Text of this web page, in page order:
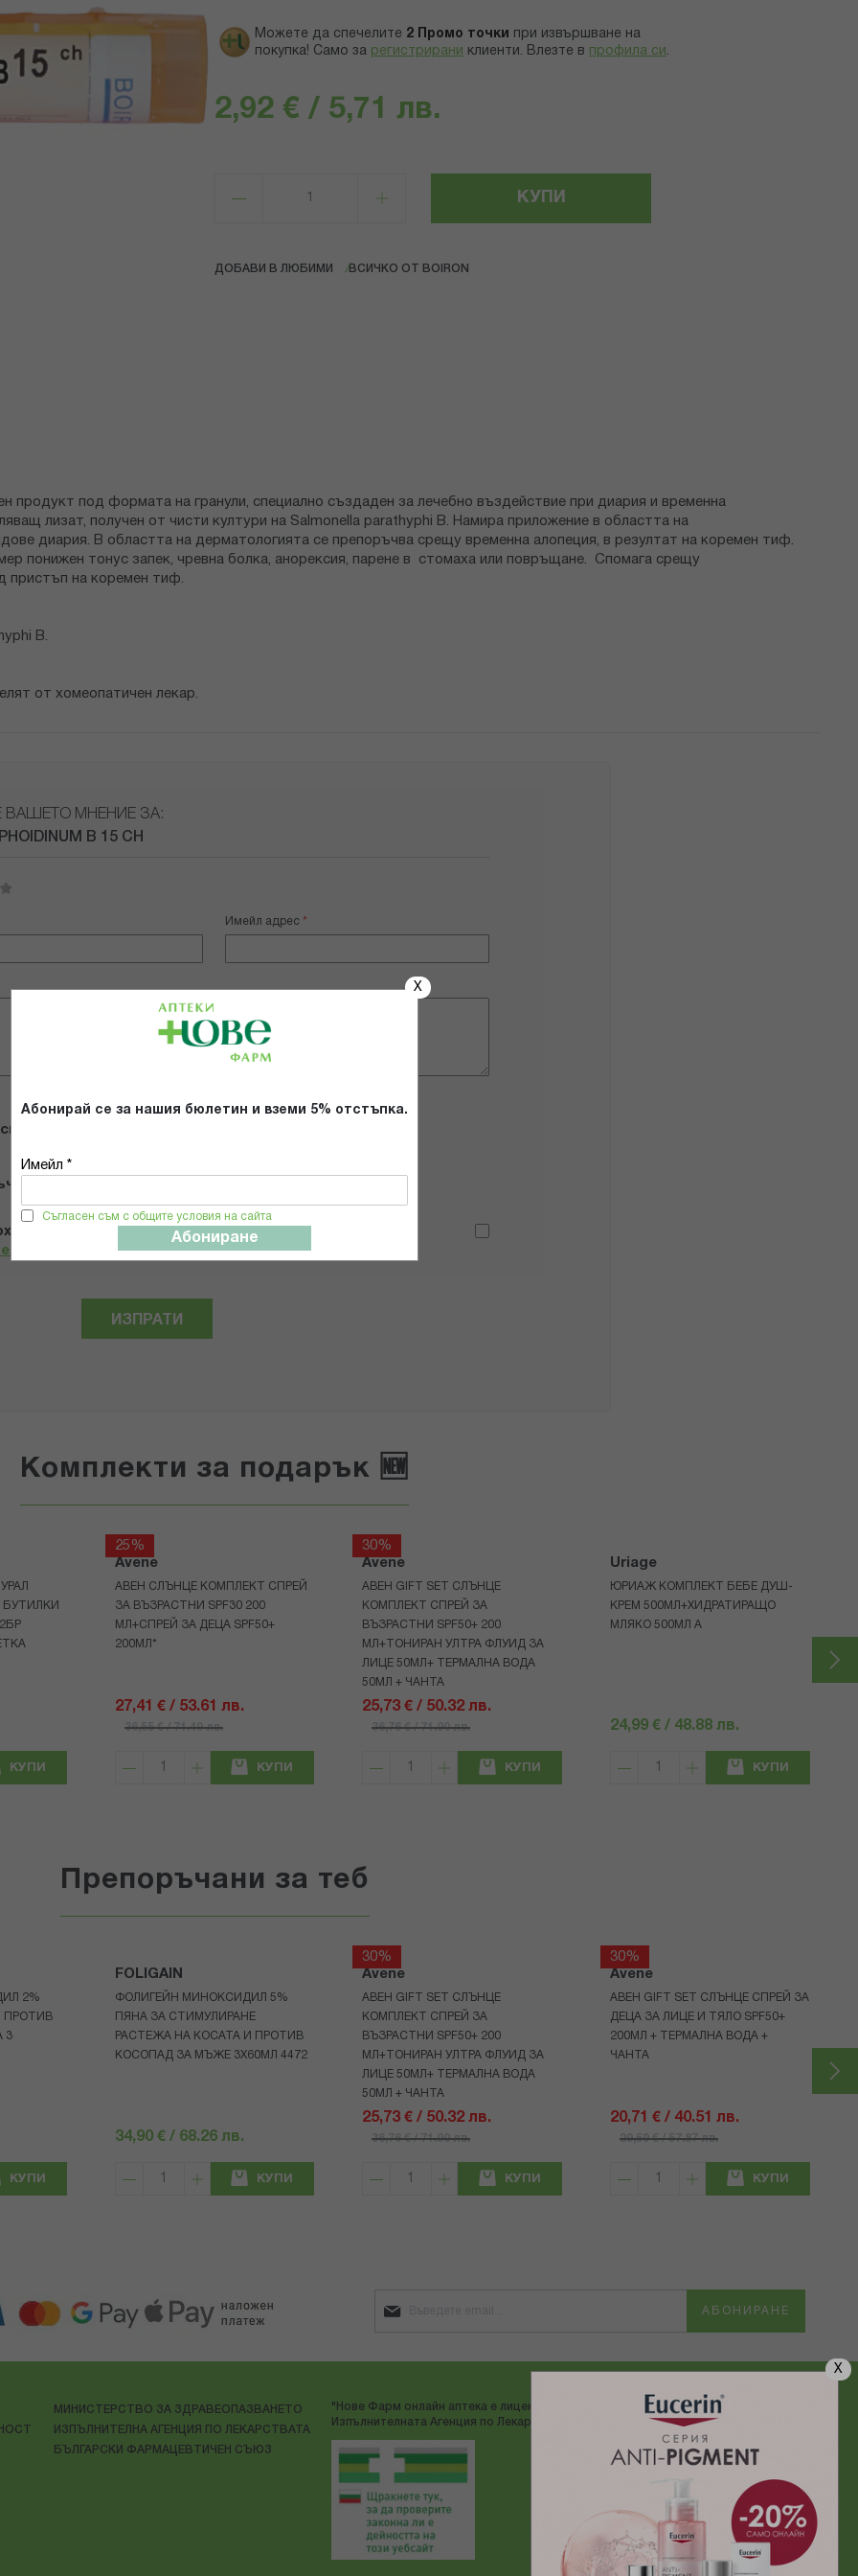
X
X
Абонирай се за нашия бюлетин и вземи 5% отстъпка.
Имейл *
Съгласен съм с общите условия на сайта
Абониране
Можете да спечелите 2 Промо точки
при извършване на
покупка! Само за регистрирани клиенти. Влезте в профила си .
2,92 € / 5,71 лв.
КУПИ
ДОБАВИ В ЛЮБИМИ ВСИЧКО ОТ BOIRON
продукт под формата на гранули, специално създаден за лечебно въздействие при диария и временна
лизат, получен от чисти култури на Salmonella parathyphi B. Намира приложение в областта на
диария. В областта на дерматологията се препоръчва срещу временна алопеция, в резултат на коремен тиф.
понижен тонус запек, чревна болка, анорексия, парене в стомаха или повръщане. Спомага срещу
пристъп на коремен тиф.
B.
от хомеопатичен лекар.
ВАШЕТО МНЕНИЕ ЗА:
B 15 CH
Имейл адрес
продукта
и се съгласявам с
Общите условия и политиката за
ИЗПРАТИ
Комплекти за подарък 🆕
БУТИЛКИ
КУПИ
25%
Avene
АВЕН СЛЪНЦЕ КОМПЛЕКТ СПРЕЙ
ЗА ВЪЗРАСТНИ SPF30 200
МЛ+СПРЕЙ ЗА ДЕЦА SPF50+
200МЛ*
27,41 € / 53.61 лв.
36,55 € / 71.49 лв.
КУПИ
30%
Avene
АВЕН GIFT SET СЛЪНЦЕ
КОМПЛЕКТ СПРЕЙ ЗА
ВЪЗРАСТНИ SPF50+ 200
МЛ+ТОНИРАН УЛТРА ФЛУИД ЗА
ЛИЦЕ 50МЛ+ ТЕРМАЛНА ВОДА
50МЛ + ЧАНТА
25,73 € / 50.32 лв.
36,76 € / 71.90 лв.
КУПИ
Uriage
ЮРИАЖ КОМПЛЕКТ БЕБЕ ДУШ-
КРЕМ 500МЛ+ХИДРАТИРАЩО
МЛЯКО 500МЛ A
24,99 € / 48.88 лв.
КУПИ
Препоръчани за теб
2%
ПРОТИВ
3
КУПИ
FOLIGAIN
ФОЛИГЕЙН МИНОКСИДИЛ 5%
ПЯНА ЗА СТИМУЛИРАНЕ
РАСТЕЖА НА КОСАТА И ПРОТИВ
КОСОПАД ЗА МЪЖЕ 3X60МЛ 4472
34,90 € / 68.26 лв.
КУПИ
30%
Avene
АВЕН GIFT SET СЛЪНЦЕ
КОМПЛЕКТ СПРЕЙ ЗА
ВЪЗРАСТНИ SPF50+ 200
МЛ+ТОНИРАН УЛТРА ФЛУИД ЗА
ЛИЦЕ 50МЛ+ ТЕРМАЛНА ВОДА
50МЛ + ЧАНТА
25,73 € / 50.32 лв.
36,76 € / 71.90 лв.
КУПИ
30%
Avene
АВЕН GIFT SET СЛЪНЦЕ СПРЕЙ ЗА
ДЕЦА ЗА ЛИЦЕ И ТЯЛО SPF50+
200МЛ + ТЕРМАЛНА ВОДА +
ЧАНТА
20,71 € / 40.51 лв.
29,59 € / 57.87 лв.
КУПИ
АБОНИРАНЕ
МИНИСТЕРСТВО ЗА ЗДРАВЕОПАЗВАНЕТО
ИЗПЪЛНИТЕЛНА АГЕНЦИЯ ПО ЛЕКАРСТВАТА
БЪЛГАРСКИ ФАРМАЦЕВТИЧЕН СЪЮЗ
"Нове Фарм онлайн аптека е лицензирана от
Изпълнителната Агенция по Лекарствата"
ДОСТАВЯМЕ С: